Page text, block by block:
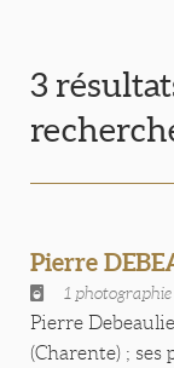
3
Pierre
1 photographie
Pierre
(Charente) ;